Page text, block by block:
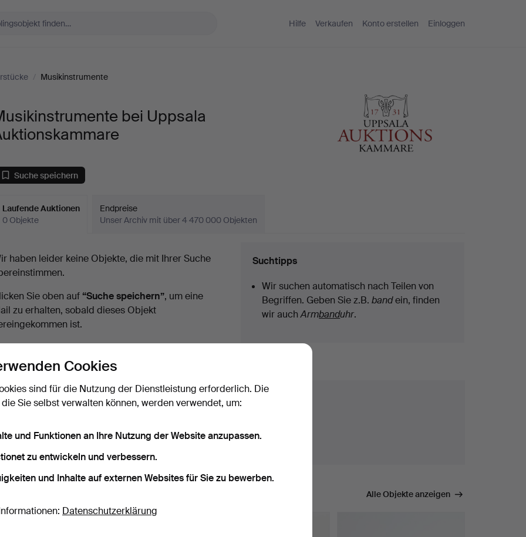
Hilfe Verkaufen Konto erstellen Einloggen
/ Musikinstrumente
bei Uppsala
Suche speichern
Laufende Auktionen
0 Objekte
Endpreise
Unser Archiv mit über 4 470 000 Objekten
haben leider keine Objekte, die mit Ihrer Suche
Sie oben auf “Suche speichern”, um eine
zu erhalten, sobald dieses Objekt
ist.
Suchtipps
Wir suchen automatisch nach Teilen von
Begriffen. Geben Sie z.B.bandein, finden
wir auchArmbanduhr.
haben Transporte zur Festpreisen für alle Objekte.
die mit Ihrer Suche übereinstimmen. Alle Objekte anzeigen
Cookies
sind für die Nutzung der Dienstleistung erforderlich. Die
Sie selbst verwalten können, werden verwendet, um:
und Funktionen an Ihre Nutzung der Website anzupassen.
zu entwickeln und verbessern.
und Inhalte auf externen Websites für Sie zu bewerben.
Datenschutzerklärung